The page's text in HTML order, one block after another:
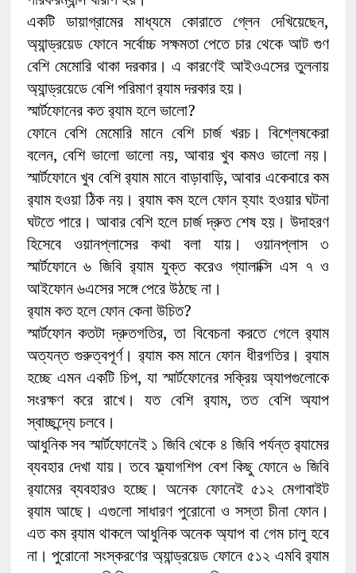
একটি ডায়াগ্রামের মাধ্যমে কোরাতে গ্লেন দেখিয়েছেন,
অ্যান্ড্রয়েড ফোনে সর্বোচ্চ সক্ষমতা পেতে চার থেকে আট গুণ
বেশি মেমোরি থাকা দরকার। এ কারণেই আইওএসের তুলনায়
অ্যান্ড্রয়েডে বেশি পরিমাণ র‌্যাম দরকার হয়।
স্মার্টফোনের কত র‍্যাম হলে ভালো?
ফোনে বেশি মেমোরি মানে বেশি চার্জ খরচ। বিশ্লেষকেরা
বলেন, বেশি ভালো ভালো নয়, আবার খুব কমও ভালো নয়।
স্মার্টফোনে খুব বেশি র‍্যাম মানে বাড়াবাড়ি, আবার একেবারে কম
র‍্যাম হওয়া ঠিক নয়। র‍্যাম কম হলে ফোন হ্যাং হওয়ার ঘটনা
ঘটতে পারে। আবার বেশি হলে চার্জ দ্রুত শেষ হয়। উদাহরণ
হিসেবে ওয়ানপ্লাসের কথা বলা যায়। ওয়ানপ্লাস ৩
স্মার্টফোনে ৬ জিবি র‍্যাম যুক্ত করেও গ্যালাক্সি এস ৭ ও
আইফোন ৬এসের সঙ্গে পেরে উঠছে না।
র‍্যাম কত হলে ফোন কেনা উচিত?
স্মার্টফোন কতটা দ্রুতগতির, তা বিবেচনা করতে গেলে র‍্যাম
অত্যন্ত গুরুত্বপূর্ণ। র‍্যাম কম মানে ফোন ধীরগতির। র‍্যাম
হচ্ছে এমন একটি চিপ, যা স্মার্টফোনের সক্রিয় অ্যাপগুলোকে
সংরক্ষণ করে রাখে। যত বেশি র‍্যাম, তত বেশি অ্যাপ
স্বাচ্ছন্দ্যে চলবে।
আধুনিক সব স্মার্টফোনেই ১ জিবি থেকে ৪ জিবি পর্যন্ত র‍্যামের
ব্যবহার দেখা যায়। তবে ফ্ল্যাগশিপ বেশ কিছু ফোনে ৬ জিবি
র‍্যামের ব্যবহারও হচ্ছে। অনেক ফোনেই ৫১২ মেগাবাইট
র‍্যাম আছে। এগুলো সাধারণ পুরোনো ও সস্তা চীনা ফোন।
এত কম র‍্যাম থাকলে আধুনিক অনেক অ্যাপ বা গেম চালু হবে
না। পুরোনো সংস্করণের অ্যান্ড্রয়েড ফোনে ৫১২ এমবি র‍্যাম